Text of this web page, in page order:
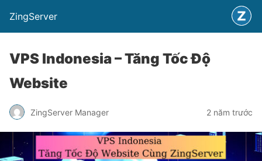
ZingServer
VPS Indonesia – Tăng Tốc Độ
Website
ZingServer Manager 2 năm trước